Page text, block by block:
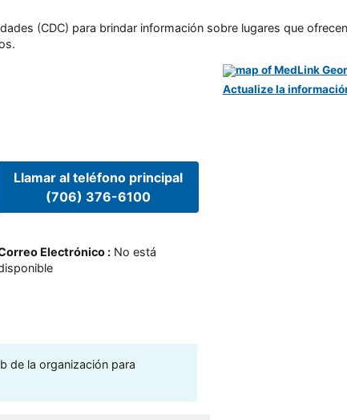
(CDC) para brindar información sobre lugares que
Llamar al teléfono principal
(706) 376-6100
Electrónico: No está
de la organización para
Actualize la